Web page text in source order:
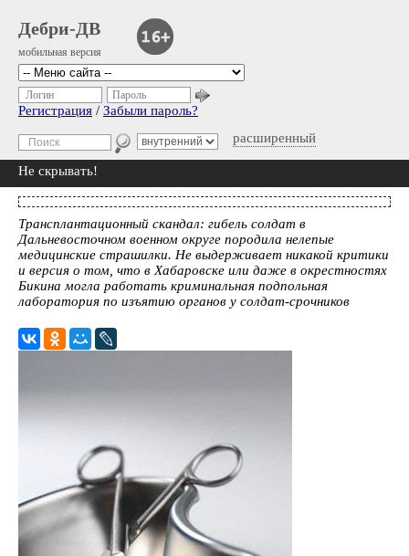
Дебри-ДВ
мобильная версия
расширенный
Логин Пароль
Регистрация / Забыли пароль?
Не скрывать!
Трансплантационный скандал: гибель солдат в
Дальневосточном военном округе породила нелепые
медицинские страшилки. Не выдерживает никакой критики
и версия о том, что в Хабаровске или даже в окрестностях
Бикина могла работать криминальная подпольная
лаборатория по изъятию органов у солдат-срочников